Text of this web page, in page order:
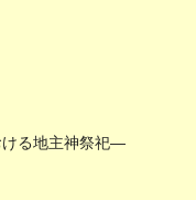
る地主神祭祀―